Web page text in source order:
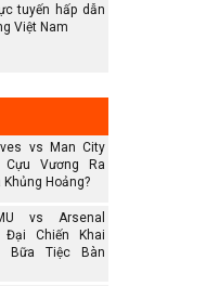
tuyến hấp dẫn
Việt Nam
vs Man City
Cựu Vương Ra
Hoảng?
vs Arsenal
Đại Chiến Khai
Bữa Tiệc Bàn